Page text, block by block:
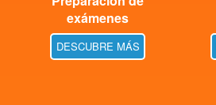
exámenes
DESCUBRE MÁS